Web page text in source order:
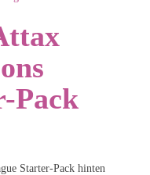
Pack
Starter-Pack hinten